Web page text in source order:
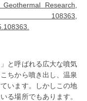
Research,
と呼ばれる広大な噴気
ちから噴き出し、温泉
います。しかしこの地
る場所でもあります。